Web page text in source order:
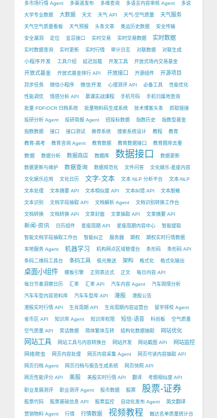
多市场行情 Agent 多渠道发布 多维查询 多语言内容审核 Agent 多说
大学专业数据 大数据 天文 天气 API 天气-空气质量 天气服务
天气空气质量看板 天气预报 头条文章 奥运历史数据 安全传输
安全漏洞 定位 宜忌接口 实时交易 实时交易数据 实时数据
实时数据查询 实时更新 实时行情 审计日志 对联数据 对联生成
小程序开发 工具介绍 延迟加载 开发工具 开放式场内交易基金
开放式基金 开放式基金排行 API 开放接口 开源组件 开源项目
异步任务 微信小程序 微信开发 心理测评 API 必备工具 性能优化
性能调优 情感分析 API 慕课实战课程 手机号码 手机归属地查询
批量 PDF/OCR 归档系统 批量物料码生成系统 技术博客头条 抓取链接
投研分析 Agent 投研简报 Agent 招投标数据 指数历史 指数型基金
指数数据 接口 接口测试 推荐系统 搜索系统设计 教程 教育
教育-高考 教育咨询 Agent 教育数据 教育数据接口 教育题库去重
数据 数据分析 数据商店 数据库 数据接口 数据更新
数据更新与维护 数据查询 数据规范化 文件问答 文化娱乐-星座内容
文化娱乐应用 文化日历 文字-文本 文本 NLP 分析平台 文本-NLP
文本处理 文本摘要 API 文本相似度 API 文本纠错 API 文本脱敏
文本识别 文档字段抽取 API 文档解析 Agent 文档识别转换工作台
文档转换 文档转换 API 文章封面 文章抽取 API 文章摘要 API
新闻-资讯 日历组件 星座周期 API 星座周期内容中心 智能提取
智能文档字段抽取工作台 智能纠正 服务器 期权 期权实时行情数据
本地服务 Agent 机器学习 机构网点区域管理台 条形码 条形码 API
条码二维码工具台 条码工具 极光推送 架构 格式化 格式化输出
桌面小组件 模板引擎 正则表达式 正文 每日内容 API
每日节奏洞察日历 汇率 汇率 API 汽车内容 Agent 汽车舆情分析
汽车车型内容资料库 汽车车型库 API 港股 港股公告
港股实时行情 API 生肖周期 API 生肖周期内容运营台 留学择校 Agent
省市区 API 知识库 Agent 知识库权限 短信-语音 科创板 空气质量
空气质量 API 笑话数据 简体繁体互转 结构化数据抽取 网站优化
网站工具 网站工具与内容转换台 网站开发 网站截图 API
网站监控
网络爬虫
网页内容处理 网页内容采集 Agent 网页可读内容抽取 API
网页归档 Agent 网页归档与报告生成系统 网页快照 API
网页性能评分 API 美股 美股实时行情 API 翻译 考题相似度 API
职业发展测评 职业测评 Agent 股市数据 股票 股票-证券
股票代码 股票基础信息 API 股票监控 自动化发布 Agent 英文翻译
营销物料 Agent 行情 行情数据 视频教程 触达名单质量统计台